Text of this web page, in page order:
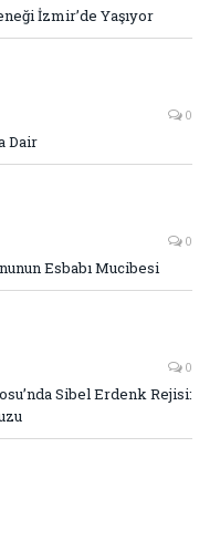
İzmir’de Yaşıyor
0
Dair
0
Esbabı Mucibesi
0
Sibel Erdenk Rejisi: